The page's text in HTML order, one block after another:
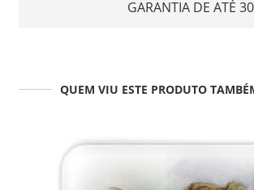
GARANTIA DE ATÉ
QUEM VIU ESTE PRODUTO